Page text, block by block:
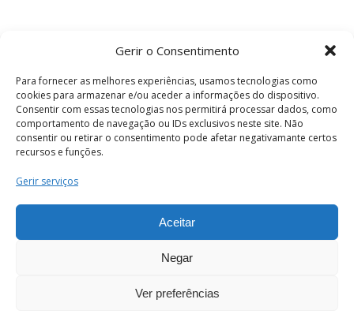
Gerir o Consentimento
Para fornecer as melhores experiências, usamos tecnologias como
cookies para armazenar e/ou aceder a informações do dispositivo.
Consentir com essas tecnologias nos permitirá processar dados, como
comportamento de navegação ou IDs exclusivos neste site. Não
consentir ou retirar o consentimento pode afetar negativamante certos
recursos e funções.
Gerir serviços
Aceitar
Negar
Ver preferências
Termos e Condições
os direitos reservados.